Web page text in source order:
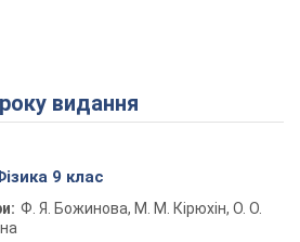
Play Video
видання
9 клас
Ф. Я. Божинова, М. М. Кірюхін, О. О.